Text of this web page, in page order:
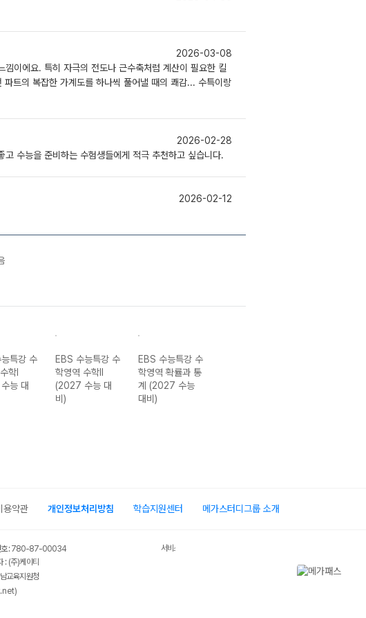
2026-03-08
이에요. 특히 자극의 전도나 근수축처럼 계산이 필요한 킬
트의 복잡한 가계도를 하나씩 풀어낼 때의 쾌감... 수특이랑
2026-02-28
수능을 준비하는 수험생들에게 적극 추천하고 싶습니다.
2026-02-12
특강 수
학I
능 대
EBS 수능특강 수
학영역 수학II
(2027 수능 대
비)
EBS 수능특강 수
학영역 확률과 통
계 (2027 수능
대비)
용약관 개인정보처리방침 학습지원센터 메가스터디그룹 소개
번호 : 780-87-00034
: (주)케이티
교육지원청
서비스 가입사실 확인